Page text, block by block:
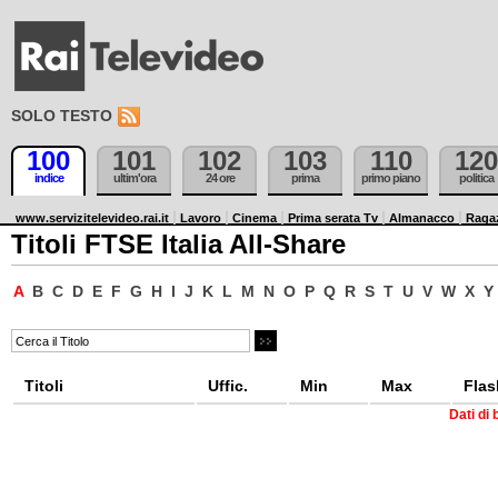
SOLO TESTO
100
indice
101
ultim'ora
102
24 ore
103
prima
110
primo piano
120
politica
www.servizitelevideo.rai.it Lavoro Cinema Prima serata Tv Almanacco
Titoli FTSE Italia All-Share
A B C D E F G H I J K L M N O P Q R S T U V W X Y
Titoli Uffic. Min Max
Dati di